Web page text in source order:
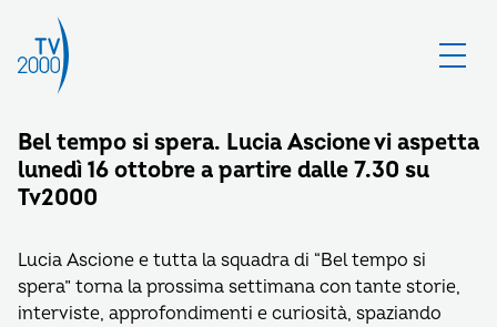
Bel tempo si spera. Lucia Ascione vi aspetta
lunedì 16 ottobre a partire dalle 7.30 su
Tv2000
Lucia Ascione e tutta la squadra di “Bel tempo si
spera” torna la prossima settimana con tante storie,
interviste, approfondimenti e curiosità, spaziando